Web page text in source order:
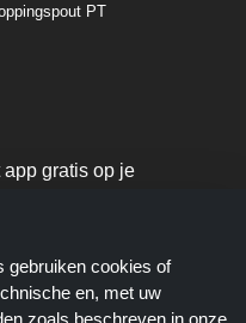
PT
gratis op je
gebruiken cookies of
en, met uw
zoals beschreven in onze